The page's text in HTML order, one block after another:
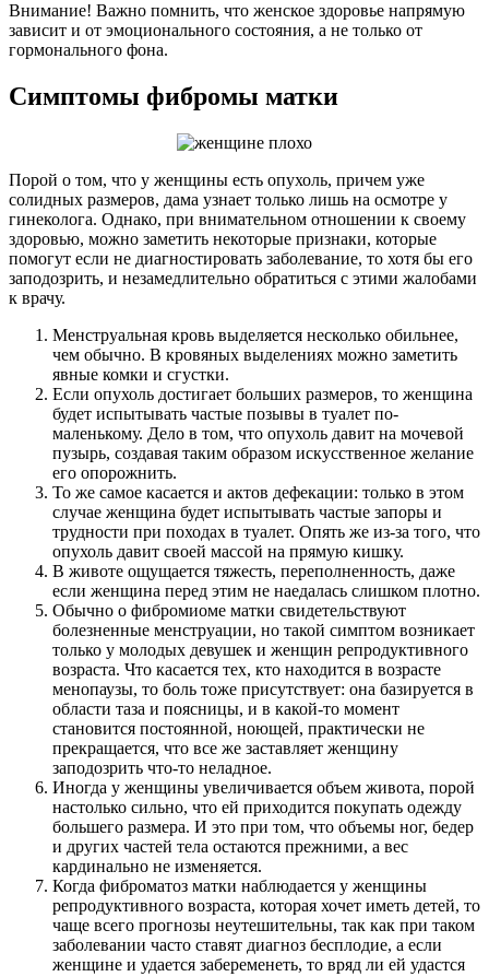
Внимание! Важно помнить, что женское здоровье напрямую
зависит и от эмоционального состояния, а не только от
гормонального фона.
Симптомы фибромы матки
Порой о том, что у женщины есть опухоль, причем уже
солидных размеров, дама узнает только лишь на осмотре у
гинеколога. Однако, при внимательном отношении к своему
здоровью, можно заметить некоторые признаки, которые
помогут если не диагностировать заболевание, то хотя бы его
заподозрить, и незамедлительно обратиться с этими жалобами
к врачу.
Менструальная кровь выделяется несколько обильнее,
чем обычно. В кровяных выделениях можно заметить
явные комки и сгустки.
Если опухоль достигает больших размеров, то женщина
будет испытывать частые позывы в туалет по-
маленькому. Дело в том, что опухоль давит на мочевой
пузырь, создавая таким образом искусственное желание
его опорожнить.
То же самое касается и актов дефекации: только в этом
случае женщина будет испытывать частые запоры и
трудности при походах в туалет. Опять же из-за того, что
опухоль давит своей массой на прямую кишку.
В животе ощущается тяжесть, переполненность, даже
если женщина перед этим не наедалась слишком плотно.
Обычно о фибромиоме матки свидетельствуют
болезненные менструации, но такой симптом возникает
только у молодых девушек и женщин репродуктивного
возраста. Что касается тех, кто находится в возрасте
менопаузы, то боль тоже присутствует: она базируется в
области таза и поясницы, и в какой-то момент
становится постоянной, ноющей, практически не
прекращается, что все же заставляет женщину
заподозрить что-то неладное.
Иногда у женщины увеличивается объем живота, порой
настолько сильно, что ей приходится покупать одежду
большего размера. И это при том, что объемы ног, бедер
и других частей тела остаются прежними, а вес
кардинально не изменяется.
Когда фиброматоз матки наблюдается у женщины
репродуктивного возраста, которая хочет иметь детей, то
чаще всего прогнозы неутешительны, так как при таком
заболевании часто ставят диагноз бесплодие, а если
женщине и удается забеременеть, то вряд ли ей удастся